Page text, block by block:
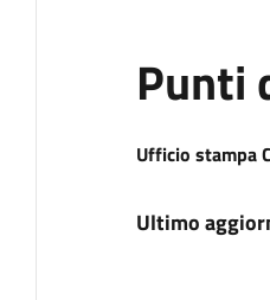
Punti
Ufficio stampa
Ultimo